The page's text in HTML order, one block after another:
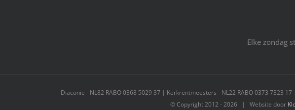
Elke zondag
Diaconie - NL82 RABO 0368 5029 37 | Kerkrentmeesters - NL22 RABO 0373 7323
© Copyright 2012 -2026 | Website door